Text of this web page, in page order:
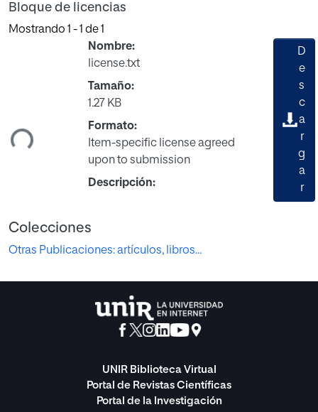
Bloque de licencias
Mostrando 1 - 1 de 1
Nombre:
license.txt
Tamaño:
1.27 KB
Formato:
Item-specific license agreed
upon to submission
Descripción:
D
e
s
c
a
r
g
a
r
Colecciones
Otras Publicaciones: artículos, libros...
UNIR Biblioteca Virtual
Portal de Revistas Científicas
Portal de la Investigación